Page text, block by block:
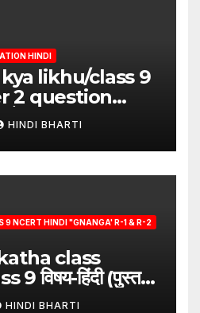
HINDI
likhu/class 9
2 question
पदुमलाल/class 9
HINDI BHARTI
9 NCERT HINDI "GNANGA' R-1 & R-2
class
9 विषय-हिंदी (पुस्तक-
HINDI BHARTI